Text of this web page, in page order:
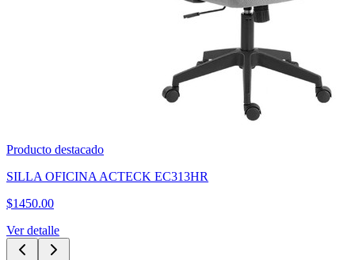
Producto destacado
SET DE 100 PLUMONES ACRILICOS PUNTA PINCEL
$250.00
Ver detalle